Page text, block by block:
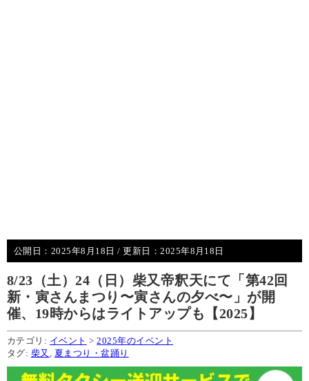
公開日： 2025年8月18日 / 更新日：2025年8月18日
8/23（土）24（日）柴又帝釈天にて「第42回
新・寅さんまつり〜寅さんの夕べ〜」が開
催、19時からはライトアップも【2025】
カテゴリ: イベント >2025年のイベント
タグ: 柴又 夏まつり・盆踊り